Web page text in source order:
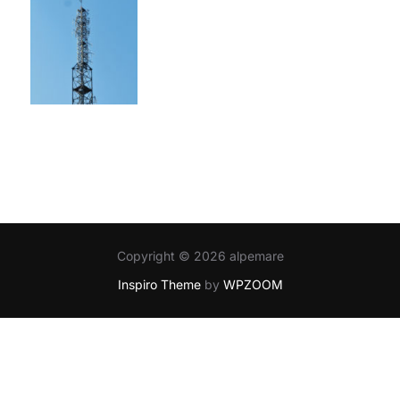
Copyright © 2026 alpemare
Inspiro Themeby WPZOOM